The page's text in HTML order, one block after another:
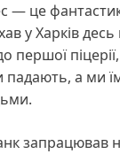
— це
у Харків десь
першої
падають, а ми
запрацював